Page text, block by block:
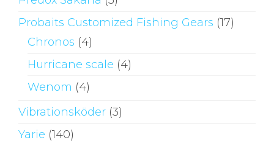
Probaits Customized Fishing Gears (17)
Chronos (4)
Hurricane scale (4)
Wenom (4)
Vibrationsköder (3)
Yarie (140)